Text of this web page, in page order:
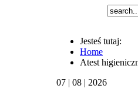
Jesteś tutaj:
Home
Atest
07 | 08 | 2026